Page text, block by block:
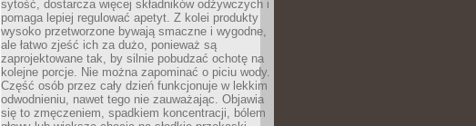
sytość, dostarcza więcej składników odżywczych i
pomaga lepiej regulować apetyt. Z kolei produkty
wysoko przetworzone bywają smaczne i wygodne,
ale łatwo zjeść ich za dużo, ponieważ są
zaprojektowane tak, by silnie pobudzać ochotę na
kolejne porcje. Nie można zapominać o piciu wody.
Część osób przez cały dzień funkcjonuje w lekkim
odwodnieniu, nawet tego nie zauważając. Objawia
się to zmęczeniem, spadkiem koncentracji, bólem